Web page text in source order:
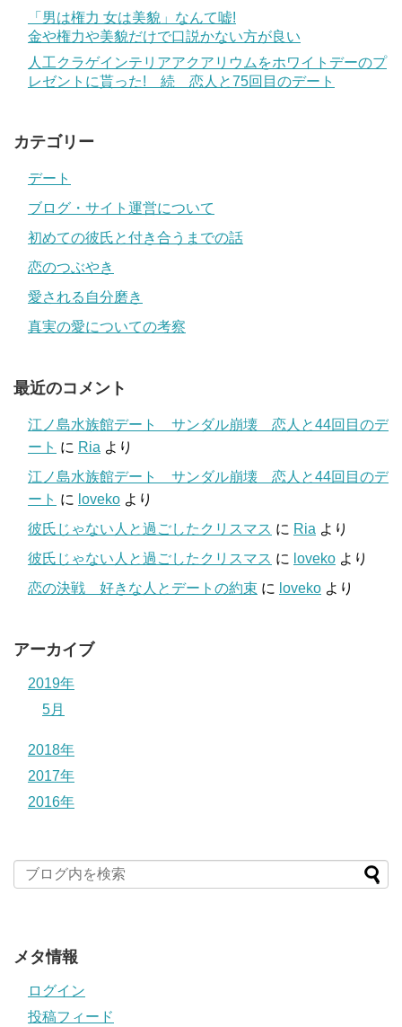
「男は権力 女は美貌」なんて嘘!
金や権力や美貌だけで口説かない方が良い
人工クラゲインテリアアクアリウムをホワイトデーのプ
レゼントに貰った! 続 恋人と75回目のデート
カテゴリー
デート
ブログ・サイト運営について
初めての彼氏と付き合うまでの話
恋のつぶやき
愛される自分磨き
真実の愛についての考察
最近のコメント
江ノ島水族館デート サンダル崩壊 恋人と44回目のデ
ート に Ria より
江ノ島水族館デート サンダル崩壊 恋人と44回目のデ
ート に loveko より
彼氏じゃない人と過ごしたクリスマス に Ria より
彼氏じゃない人と過ごしたクリスマス に loveko より
恋の決戦 好きな人とデートの約束 に loveko より
アーカイブ
2019年
5月
2018年
2017年
2016年
メタ情報
ログイン
投稿フィード